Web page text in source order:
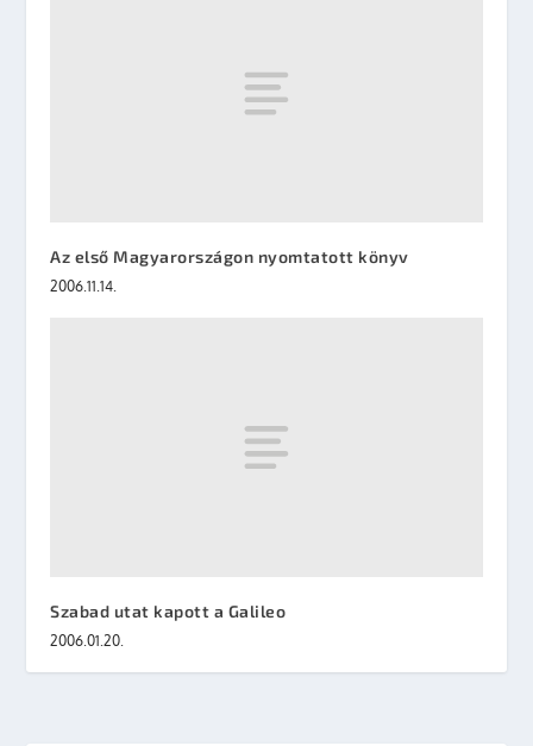
Az első Magyarországon nyomtatott könyv
2006.11.14.
Szabad utat kapott a Galileo
2006.01.20.